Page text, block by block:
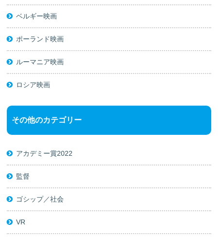
ベルギー映画
ポーランド映画
ルーマニア映画
ロシア映画
その他のカテゴリー
アカデミー賞2022
監督
ゴシップ／社会
VR